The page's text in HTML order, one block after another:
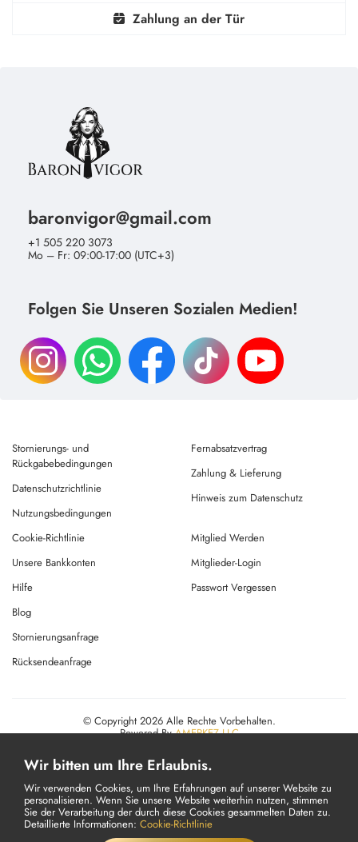
Zahlung an der Tür
baronvigor@gmail.com
+1 505 220 3073
Mo – Fr: 09:00-17:00 (UTC+3)
Folgen Sie Unseren Sozialen Medien!
Stornierungs- und
Rückgabebedingungen
Datenschutzrichtlinie
Nutzungsbedingungen
Fernabsatzvertrag
Zahlung & Lieferung
Hinweis zum Datenschutz
Cookie-Richtlinie
Unsere Bankkonten
Hilfe
Mitglied Werden
Mitglieder-Login
Passwort Vergessen
Blog
Stornierungsanfrage
Rücksendeanfrage
© Copyright 2026 Alle Rechte Vorbehalten.
Powered ByAMERKEZ LLC
Wir bitten um Ihre Erlaubnis.
Wir verwenden Cookies, um Ihre Erfahrungen auf unserer Website zu
personalisieren. Wenn Sie unsere Website weiterhin nutzen, stimmen
Sie der Verarbeitung der durch diese Cookies gesammelten Daten zu.
Detaillierte Informationen: Cookie-Richtlinie